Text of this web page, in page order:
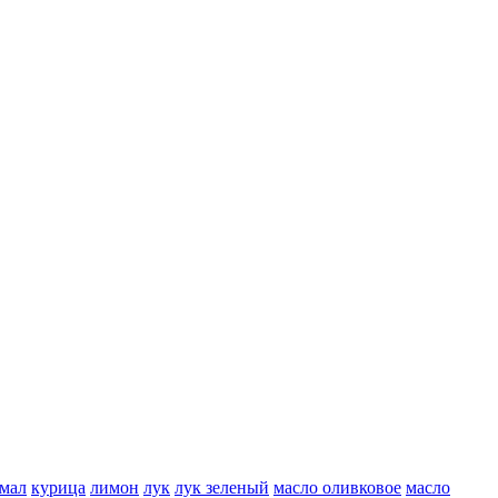
курица лимон лук лук зеленый масло оливковое масло